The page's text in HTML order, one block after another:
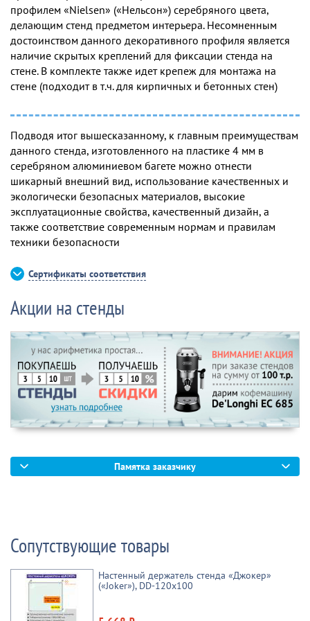
профилем «Nielsen» («Нельсон») серебряного цвета,
делающим стенд предметом интерьера. Несомненным
достоинством данного декоративного профиля является
наличие скрытых креплений для фиксации стенда на
стене. В комплекте также идет крепеж для монтажа на
стене (подходит в т.ч. для кирпичных и бетонных стен)
Подводя итог вышесказанному, к главным преимуществам
данного стенда, изготовленного на пластике 4 мм в
серебряном алюминиевом багете можно отнести
шикарный внешний вид, использование качественных и
экологически безопасных материалов, высокие
эксплуатационные свойства, качественный дизайн, а
также соответствие современным нормам и правилам
техники безопасности
Сертификаты соответствия
Акции на стенды
Памятка заказчику
Сопутствующие товары
Настенный держатель стенда «Джокер»
(«Joker»), DD-120x100